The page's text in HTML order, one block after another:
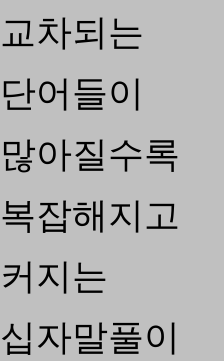
교차되는
단어들이
많아질수록
복잡해지고
커지는
십자말풀이